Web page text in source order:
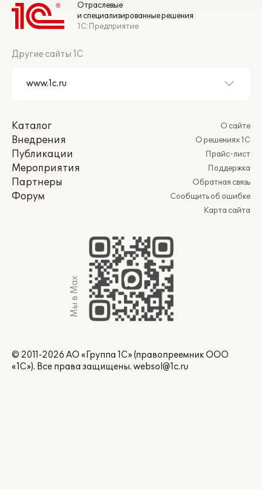
Отраслевые
и специализированные решения
1С:Предприятие
Другие сайты 1С
Каталог
Внедрения
Публикации
Мероприятия
Партнеры
Форум
О сайте
О решениях 1С
Прайс-лист
Поддержка
Обратная связь
Сообщить об ошибке
Карта сайта
Мы в Max
© 2011-2026 АО «Группа 1С» (правопреемник ООО
«1С»). Все права защищены. websol@1c.ru